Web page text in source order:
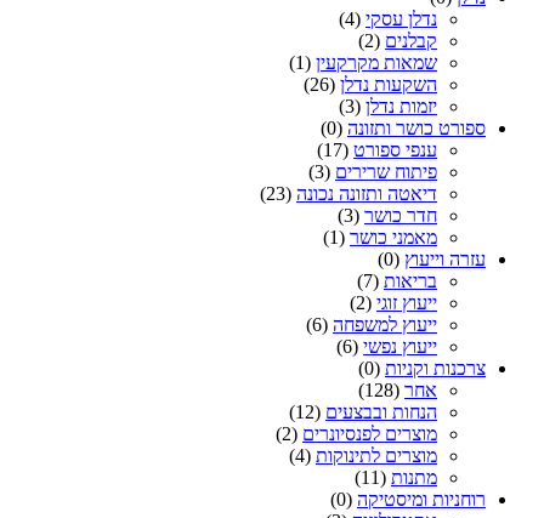
נדלן עסקי (4)
קבלנים (2)
שמאות מקרקעין (1)
השקעות נדלן (26)
יזמות נדלן (3)
ספורט כושר ותזונה (0)
ענפי ספורט (17)
פיתוח שרירים (3)
דיאטה ותזונה נכונה (23)
חדר כושר (3)
מאמני כושר (1)
עזרה וייעוץ (0)
בריאות (7)
ייעוץ זוגי (2)
ייעוץ למשפחה (6)
ייעוץ נפשי (6)
צרכנות וקניות (0)
אחר (128)
הנחות ובבצעים (12)
מוצרים לפנסיונרים (2)
מוצרים לתינוקות (4)
מתנות (11)
רוחניות ומיסטיקה (0)